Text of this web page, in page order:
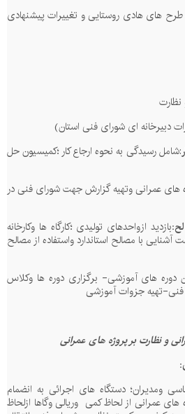
طرح های هادی روستایی و تغییرات پیشنهادی
دبیرخانه ای شورای فنی استان)
:شامل رسیدگی به نحوه ارجاع کار ؛کمیسیون حل
های عمرانی وتهیه گزارش جهت شورای فنی در
بازدید ازواحدهای تولیدی ؛کارگاه ها وکارخانه
با مصالح استاندارد واستفاده از مصالح
های آموزشی- برگزاری دوره ها وکلاس
تهیه جزوات آموزشی
ومدیران؛ دستگاه های اجرائی به انضمام
های عمرانی از لحاظ کمی وریالی وگاها ازلحاظ